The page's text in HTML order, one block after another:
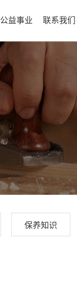
公益事业 联系我们
保养知识